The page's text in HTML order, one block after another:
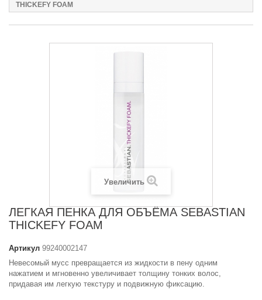
THICKEFY FOAM
Увеличить
ЛЕГКАЯ ПЕНКА ДЛЯ ОБЪЁМА SEBASTIAN
THICKEFY FOAM
Артикул 99240002147
Невесомый мусс превращается из жидкости в пену одним
нажатием и мгновенно увеличивает толщину тонких волос,
придавая им легкую текстуру и подвижную фиксацию.